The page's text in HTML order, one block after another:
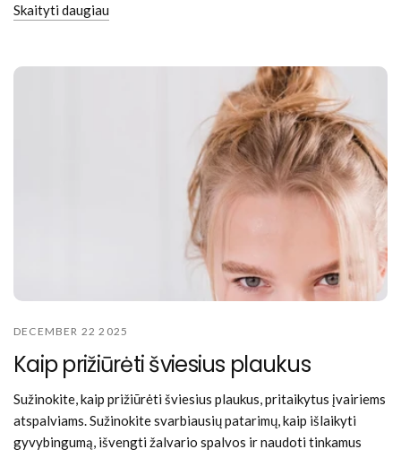
Skaityti daugiau
DECEMBER 22 2025
Kaip prižiūrėti šviesius plaukus
Sužinokite, kaip prižiūrėti šviesius plaukus, pritaikytus įvairiems
atspalviams. Sužinokite svarbiausių patarimų, kaip išlaikyti
gyvybingumą, išvengti žalvario spalvos ir naudoti tinkamus